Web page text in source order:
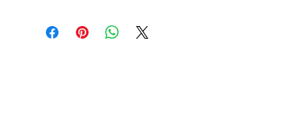
dimensions sont donc données à titre indicatif, elles
peuvent légèrement varier, tout comme la couleur.
livraison dans 3 à 4 semaines, le temps pour moi de